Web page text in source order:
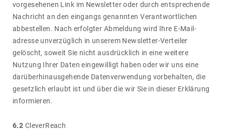
vorge­se­henen Link im News­letter oder durch entspre­chende
Nach­richt an den eingangs genannten Verant­wort­li­chen
abbe­stellen. Nach erfolgter Abmel­dung wird Ihre E-Mail­
adresse unver­züg­lich in unserem News­letter-Verteiler
gelöscht, soweit Sie nicht ausdrück­lich in eine weitere
Nutzung Ihrer Daten einge­wil­ligt haben oder wir uns eine
darüber­hin­aus­ge­hende Daten­ver­wen­dung vorbe­halten, die
gesetz­lich erlaubt ist und über die wir Sie in dieser Erklä­rung
infor­mieren.
6.2 Clever­Reach